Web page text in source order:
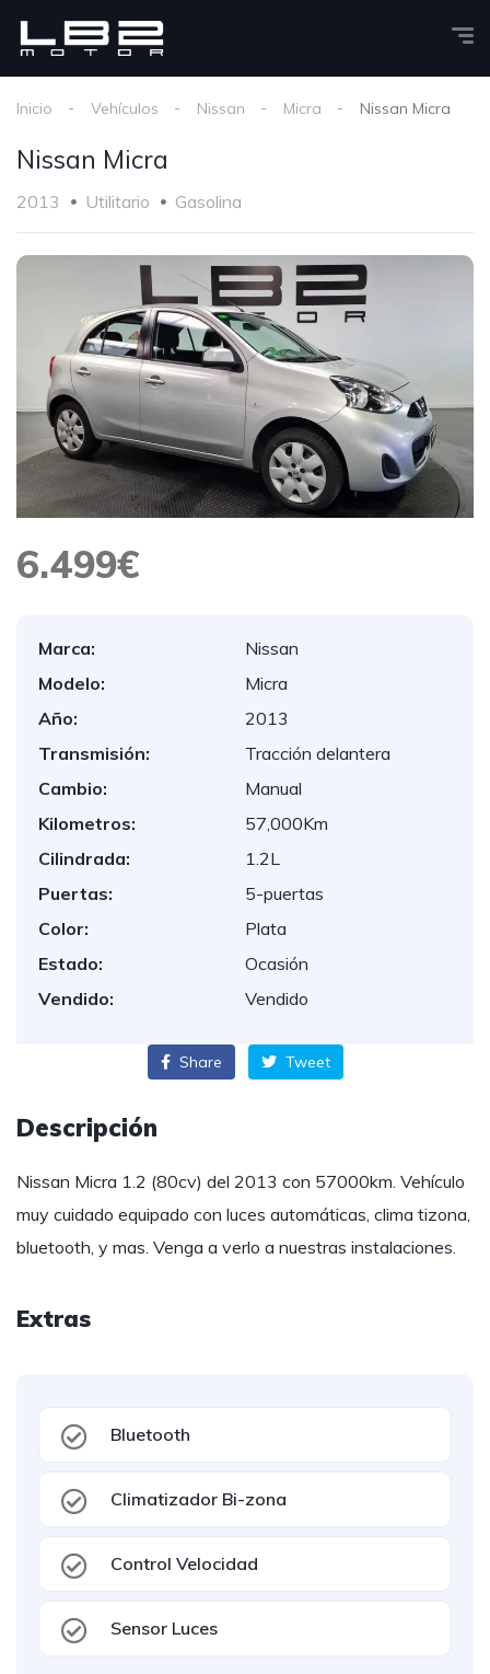
Inicio Vehículos Nissan Micra Nissan Micra
Nissan Micra
2013 Utilitario Gasolina
6.499€
Marca:
Nissan
Modelo:
Micra
Año:
2013
Transmisión:
Tracción delantera
Cambio:
Manual
Kilometros:
57,000Km
Cilindrada:
1.2L
Puertas:
5-puertas
Color:
Plata
Estado:
Ocasión
Vendido:
Vendido
Share Tweet
Descripción
Nissan Micra 1.2 (80cv) del 2013 con 57000km. Vehículo
muy cuidado equipado con luces automáticas, clima tizona,
bluetooth, y mas. Venga a verlo a nuestras instalaciones.
Extras
Bluetooth
Climatizador Bi-zona
Control Velocidad
Sensor Luces